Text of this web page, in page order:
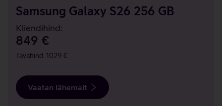
Samsung Galaxy S26 256 GB
Kliendihind:
849 €
Tavahind: 1029 €
Vaatan lähemalt